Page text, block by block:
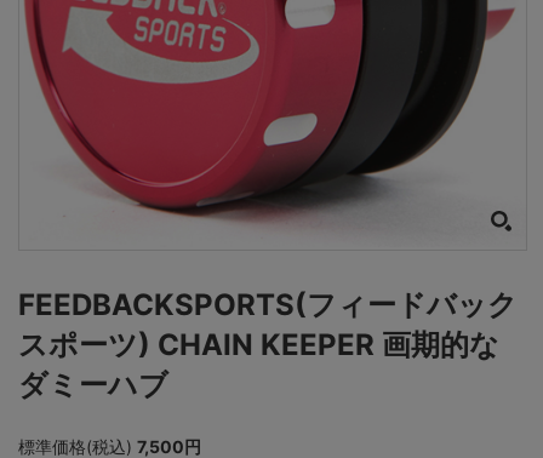
FEEDBACKSPORTS(フィードバック
スポーツ) CHAIN KEEPER 画期的な
ダミーハブ
標準価格(税込) 7,500円